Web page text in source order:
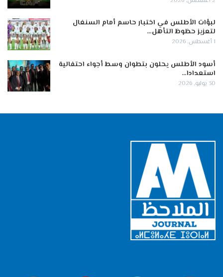
لبؤات الأطلس في اختبار حاسم أمام السنغال
لتعزيز حظوظ التأهل…
1 أغسطس, 2026
أسود الأطلس يحلون بتطوان وسط أجواء احتفالية
استعدادا…
30 يوليو, 2026